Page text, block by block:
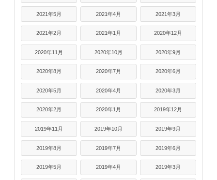
2021年5月 2021年4月 2021年3月
2021年2月 2021年1月 2020年12月
2020年11月 2020年10月 2020年9月
2020年8月 2020年7月 2020年6月
2020年5月 2020年4月 2020年3月
2020年2月 2020年1月 2019年12月
2019年11月 2019年10月 2019年9月
2019年8月 2019年7月 2019年6月
2019年5月 2019年4月 2019年3月